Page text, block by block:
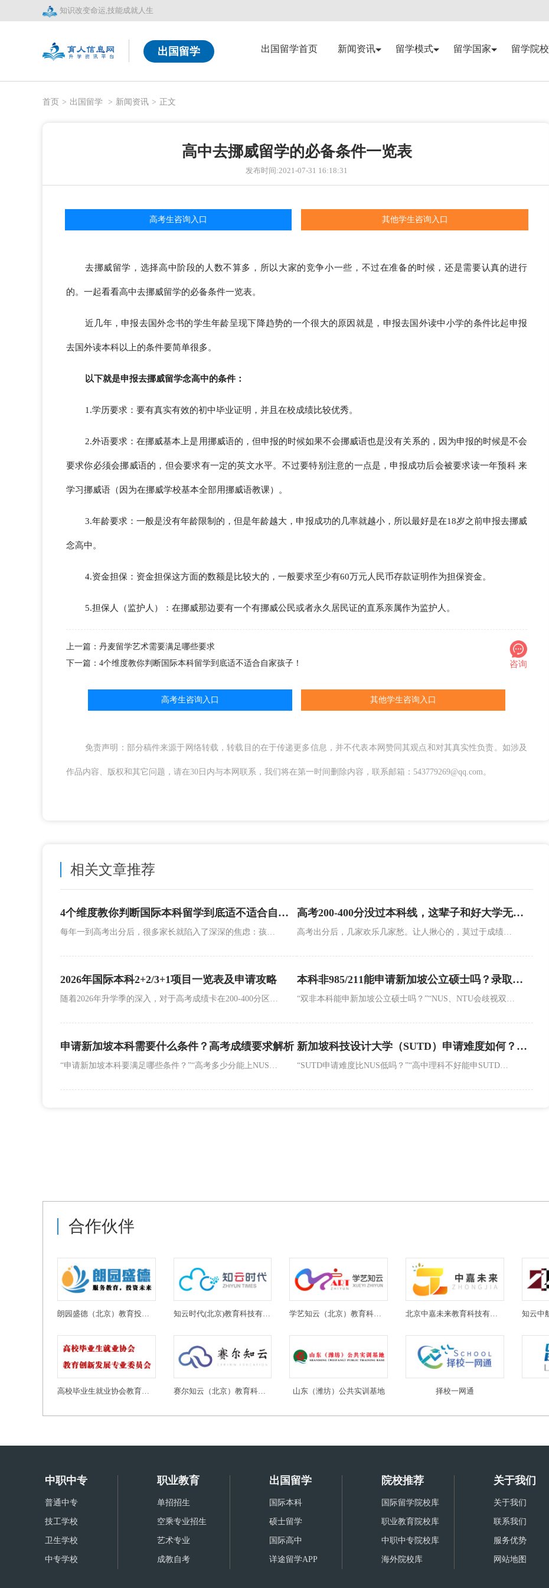
知识改变命运,技能成就人生
出国留学 出国留学首页 新闻资讯 留学模式 留学国家 留学院校
首页 > 出国留学 > 新闻资讯 > 正文
高中去挪威留学的必备条件一览表
发布时间:2021-07-31 16:18:31
高考生咨询入口 其他学生咨询入口
去挪威留学，选择高中阶段的人数不算多，所以大家的竞争小一些，不过在准备的时候，还是需要认真的进行
的。一起看看高中去挪威留学的必备条件一览表。
近几年，申报去国外念书的学生年龄呈现下降趋势的一个很大的原因就是，申报去国外读中小学的条件比起申报
去国外读本科以上的条件要简单很多。
以下就是申报去挪威留学念高中的条件：
1.学历要求：要有真实有效的初中毕业证明，并且在校成绩比较优秀。
2.外语要求：在挪威基本上是用挪威语的，但申报的时候如果不会挪威语也是没有关系的，因为申报的时候是不会
要求你必须会挪威语的，但会要求有一定的英文水平。不过要特别注意的一点是，申报成功后会被要求读一年预科 来
学习挪威语（因为在挪威学校基本全部用挪威语教课）。
3.年龄要求：一般是没有年龄限制的，但是年龄越大，申报成功的几率就越小，所以最好是在18岁之前申报去挪威
念高中。
4.资金担保：资金担保这方面的数额是比较大的，一般要求至少有60万元人民币存款证明作为担保资金。
5.担保人（监护人）：在挪威那边要有一个有挪威公民或者永久居民证的直系亲属作为监护人。
上一篇：丹麦留学艺术需要满足哪些要求
下一篇：4个维度教你判断国际本科留学到底适不适合自家孩子！
咨询
高考生咨询入口 其他学生咨询入口
免责声明：部分稿件来源于网络转载，转载目的在于传递更多信息，并不代表本网赞同其观点和对其真实性负责。如涉及
作品内容、版权和其它问题，请在30日内与本网联系，我们将在第一时间删除内容，联系邮箱：543779269@qq.com。
相关文章推荐
4个维度教你判断国际本科留学到底适不适合自家孩子！
每年一到高考出分后，很多家长就陷入了深深的焦虑：孩子成绩不上不下，想通过国际本科（1+3、2+2、3+1、4+0）拿个海外本科文凭，可市面上的项目鱼龙混杂，动辄几十上百万的学费，万一选错了，不仅钱打水漂，还可能毁了孩子的前途。
高考200-400分没过本科线，这辈子和好大学无缘了？这条路让你弯道超车！
高考出分后，几家欢乐几家愁。让人揪心的，莫过于成绩卡在200-400分之间的同学。这个分数，没过本科线，去读专科心有不甘，复读又怕明年竞争更激烈，孩子心理扛不住。难道分数一旦定型，孩子这辈子就注定和优质高等教育无缘了吗？别灰心！对于这类同学来说，国际本科可能是一条绝佳的“弯道超车”赛道。今天我们就来聊聊，高考没过本科线，到底能不能通过国际本科逆袭知名大学。
2026年国际本科2+2/3+1项目一览表及申请攻略
随着2026年升学季的深入，对于高考成绩卡在200-400分区间、或不想被统招分数限制的学生来说，“国际本科”提供了一条极具性价比的逆袭赛道。然而，面对市面上繁杂的2+2、3+1、1+3等学制，以及真假难辨的招生宣传，许多家庭常常陷入“怎么选”、“怎么申”的焦虑中。
本科非985/211能申请新加坡公立硕士吗？录取要点解析
“双非本科能申新加坡公立硕士吗？”“NUS、NTU会歧视双非背景吗？”“双非生比985/211多哪些申请条件？”新加坡公立硕士因高认可度和优质资源，成为留学热门选择，但“985/211偏好”的说法让不少双非申请者望而却步。其实双非背景完全可以申请新加坡公立硕士，只是需在均分、语言、科研等维度形成差异化优势，部分院校和专业的双非录取率甚至达20%-30%。
申请新加坡本科需要什么条件？高考成绩要求解析
“申请新加坡本科要满足哪些条件？”“高考多少分能上NUS、NTU？”“除了高考还有其他申请路径吗？”……新加坡本科因优质教育资源和高认可度，成为国内学子留学热门选择，但不同院校的申请门槛差异较大，尤其是高考成绩要求让不少申请者困惑。
新加坡科技设计大学（SUTD）申请难度如何？录取要点解析
“SUTD申请难度比NUS低吗？”“高中理科不好能申SUTD吗？”“跨专业申SUTD硕士有机会吗？”新加坡科技设计大学（SUTD）作为新加坡公立大学中以“科技+设计”为核心的特色院校，因精准的人才培养定位备受理工科申请者关注，但独特的办学模式让不少人对其申请难度认知模煳。其实SUTD申请难度处于新加坡公立大学中等水平，低于NUS、NTU但高于SIT，且不同学历、专业的门槛差异显着。
合作伙伴
朗园盛德（北京）教育投资有限公司 知云时代(北京)教育科技有限公司 学艺知云（北京）教育科技有限公司 北京中嘉未来教育科技有限公司
赛尔知云（北京）教育科技有限公司 山东（潍坊）公共实训基地 择校一网通
中职中专
普通中专
技工学校
卫生学校
中专学校
职业教育
单招招生
空乘专业招生
艺术专业
成教自考
出国留学
国际本科
硕士留学
国际高中
详途留学APP
院校推荐
国际留学院校库
职业教育院校库
中职中专院校库
海外院校库
关于我们
关于我们
联系我们
服务优势
网站地图